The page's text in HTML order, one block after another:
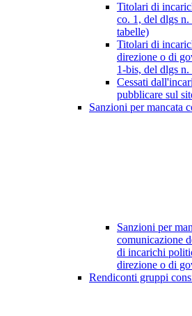
Titolari di
co. 1, del dlgs
tabelle)
Titolari di
direzione o di
1-bis, del dlgs
Cessati
pubblicare sul
Sanzioni per mancata
Sanzioni per
comunicazione
di incarichi
direzione o di
Rendiconti gruppi